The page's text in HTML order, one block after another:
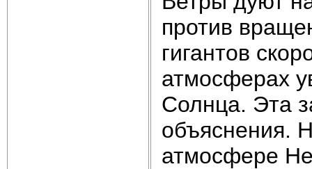
против
гигантов
атмосферах
Солнца. Эта
объяснения.
атмосфере